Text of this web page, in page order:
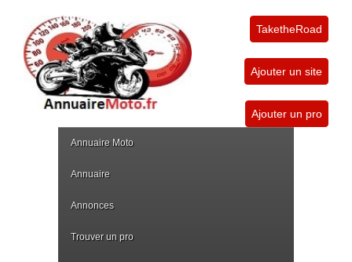
TaketheRoad
Ajouter un site
Ajouter un pro
Annuaire Moto
Annuaire
Annonces
Trouver un pro